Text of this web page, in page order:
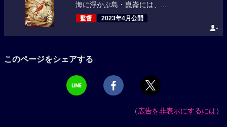
海に浮かぶ島・崑崙には、...
監督 2023年4月公開
-
このページをシェアする
（広告を非表示にするには）